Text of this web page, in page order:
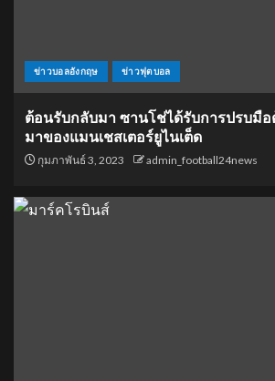
ข่าวบอลอังกฤษ ข่าวฟุตบอล
ต้อนรับกลับมา ซานโช่ได้รับการปรบมื
มาของแมนเชสเตอร์ยูไนเต็ด
กุมภาพันธ์ 3, 2023 admin_football24news